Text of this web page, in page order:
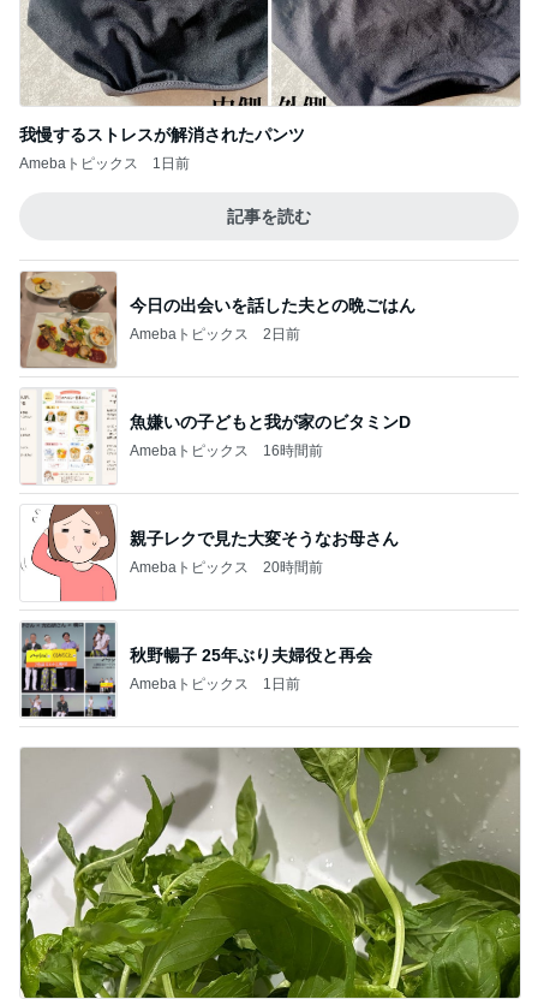
我慢するストレスが解消されたパンツ
Amebaトピックス 1日前
記事を読む
今日の出会いを話した夫との晩ごはん
Amebaトピックス 2日前
魚嫌いの子どもと我が家のビタミンD
Amebaトピックス 16時間前
親子レクで見た大変そうなお母さん
Amebaトピックス 20時間前
秋野暢子 25年ぶり夫婦役と再会
Amebaトピックス 1日前